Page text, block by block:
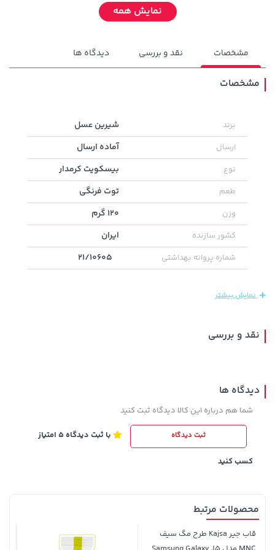
315,900 تومان
2,679,000 تومان
3,820,000
165,900
خرید
70,000 تومان
نمایش همه
مشخصات نقد و بررسی دیدگاه ها
مشخصات
برند شیرین عسل
ارسال آماده ارسال
نوع بیسکویت کرمدار
طعم توت فرنگی
وزن 120 گرم
کشور سازنده ایران
شماره پروانه بهداشتی 21/10605
نمایش بیشتر
نقد و بررسی
دیدگاه ها
شما هم درباره این کالا دیدگاه ثبت کنید
ثبت دیدگاه با ثبت دیدگاه 5 امتیاز
کسب کنید
محصولات مرتبط
قاب جیر Kajsa طرح مگ سیف